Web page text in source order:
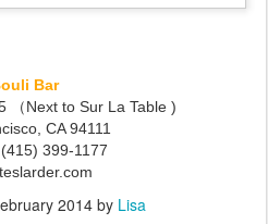
Bar
（Next to Sur La Table )
CA 94111
399-1177
2014by Lisa